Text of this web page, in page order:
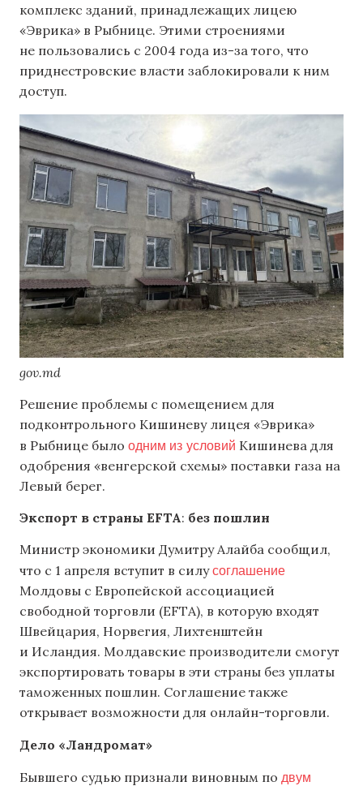
комплекс зданий, принадлежащих лицею
«Эврика» в Рыбнице. Этими строениями
не пользовались с 2004 года из-за того, что
приднестровские власти заблокировали к ним
доступ.
gov.md
Решение проблемы с помещением для
подконтрольного Кишиневу лицея «Эврика»
в Рыбнице было одним из условий Кишинева для
одобрения «венгерской схемы» поставки газа на
Левый берег.
Экспорт в страны EFTA: без пошлин
Министр экономики Думитру Алайба сообщил,
что с 1 апреля вступит в силусоглашение
Молдовы с Европейской ассоциацией
свободной торговли (EFTA), в которую входят
Швейцария, Норвегия, Лихтенштейн
и Исландия. Молдавские производители смогут
экспортировать товары в эти страны без уплаты
таможенных пошлин. Соглашение также
открывает возможности для онлайн-торговли.
Дело «Ландромат»
Бывшего судью признали виновным по двум